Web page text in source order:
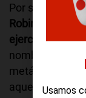
Por suerte,
Robinson. Una
ejercer nuestro
nombre
metáfora del
aquellos que
Usamos